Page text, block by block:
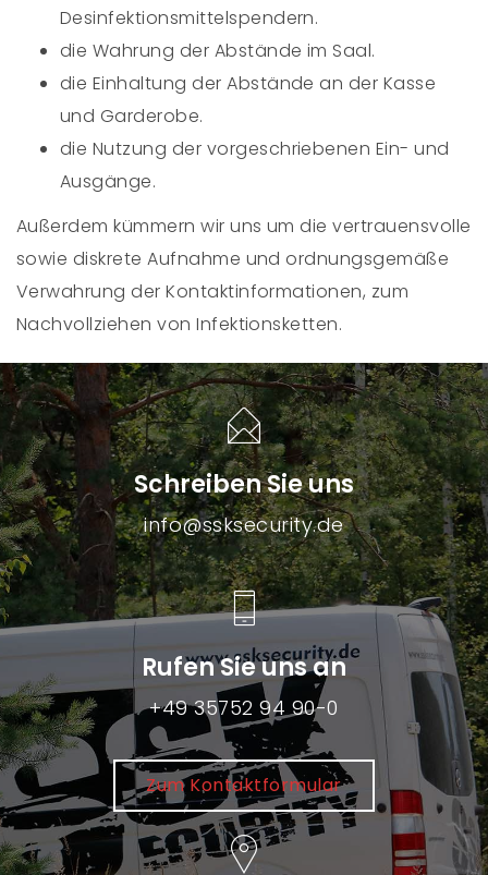
Desinfektionsmittelspendern.
die Wahrung der Abstände im Saal.
die Einhaltung der Abstände an der Kasse
und Garderobe.
die Nutzung der vorgeschriebenen Ein- und
Ausgänge.
Außerdem kümmern wir uns um die vertrauensvolle
sowie diskrete Aufnahme und ordnungsgemäße
Verwahrung der Kontaktinformationen, zum
Nachvollziehen von Infektionsketten.
Schreiben Sie uns
info@ssksecurity.de
Rufen Sie uns an
+49 35752 94 90-0
Zum Kontaktformular